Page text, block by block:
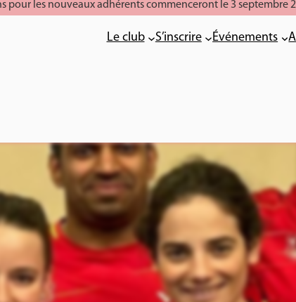
pour les nouveaux adhérents commenceront le 3 septembre
Le club S’inscrire Événements